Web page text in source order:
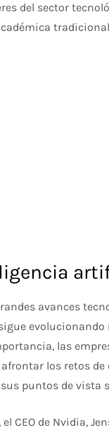
del sector
avances
las
los retos
puntos de vista
el CEO de Nvidia,